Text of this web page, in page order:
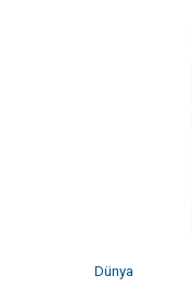
Dünya